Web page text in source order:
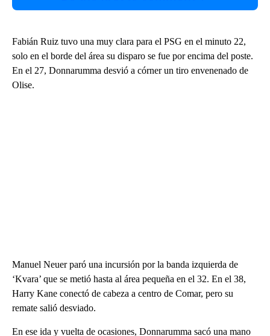
Fabián Ruiz tuvo una muy clara para el PSG en el minuto 22,
solo en el borde del área su disparo se fue por encima del poste.
En el 27, Donnarumma desvió a córner un tiro envenenado de
Olise.
Manuel Neuer paró una incursión por la banda izquierda de
‘Kvara’ que se metió hasta al área pequeña en el 32. En el 38,
Harry Kane conectó de cabeza a centro de Comar, pero su
remate salió desviado.
En ese ida y vuelta de ocasiones, Donnarumma sacó una mano